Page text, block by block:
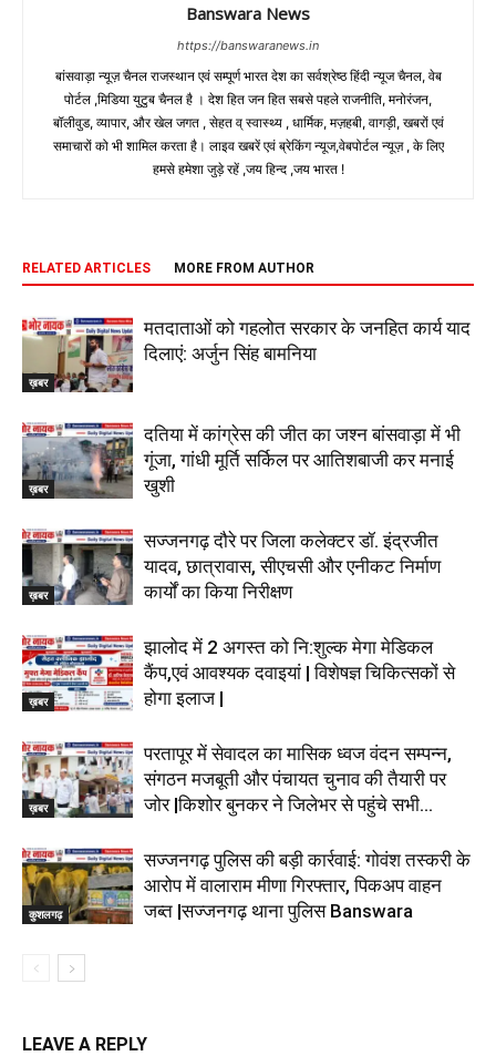
Banswara News
https://banswaranews.in
बांसवाड़ा न्यूज़ चैनल राजस्थान एवं सम्पूर्ण भारत देश का सर्वश्रेष्ठ हिंदी न्‍यूज चैनल, वेब
पोर्टल ,मिडिया युटुब चैनल है । देश हित जन हित सबसे पहले राजनीति, मनोरंजन,
बॉलीवुड, व्यापार, और खेल जगत , सेहत व् स्वास्थ्य , धार्मिक, मज़हबी, वागड़ी, खबरों एवं
समाचारों को भी शामिल करता है। लाइव खबरें एवं ब्रेकिंग न्यूज,वेबपोर्टल न्यूज़ , के लिए
हमसे हमेशा जुड़े रहें ,जय हिन्द ,जय भारत !
RELATED ARTICLES MORE FROM AUTHOR
ख़बर
मतदाताओं को गहलोत सरकार के जनहित कार्य याद
दिलाएं: अर्जुन सिंह बामनिया
ख़बर
दतिया में कांग्रेस की जीत का जश्न बांसवाड़ा में भी
गूंजा, गांधी मूर्ति सर्किल पर आतिशबाजी कर मनाई
खुशी
ख़बर
सज्जनगढ़ दौरे पर जिला कलेक्टर डॉ. इंद्रजीत
यादव, छात्रावास, सीएचसी और एनीकट निर्माण
कार्यों का किया निरीक्षण
ख़बर
झालोद में 2 अगस्त को नि:शुल्क मेगा मेडिकल
कैंप,एवं आवश्यक दवाइयां | विशेषज्ञ चिकित्सकों से
होगा इलाज |
ख़बर
परतापूर में सेवादल का मासिक ध्वज वंदन सम्पन्न,
संगठन मजबूती और पंचायत चुनाव की तैयारी पर
जोर |किशोर बुनकर ने जिलेभर से पहुंचे सभी...
कुशलगढ़
सज्जनगढ़ पुलिस की बड़ी कार्रवाई: गोवंश तस्करी के
आरोप में वालाराम मीणा गिरफ्तार, पिकअप वाहन
जब्त |सज्जनगढ़ थाना पुलिस Banswara
LEAVE A REPLY